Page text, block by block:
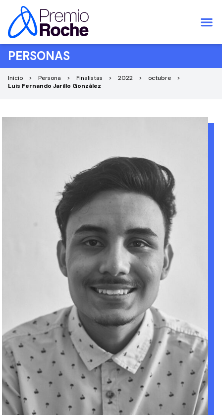
Saltar al contenido
PERSONAS
Inicio Persona Finalistas 2022
octubre
Luis Fernando Jarillo González